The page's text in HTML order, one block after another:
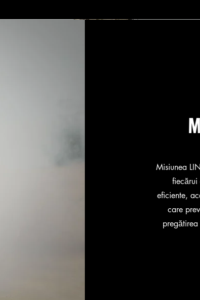
Misiunea
fiecărui
eficiente,
care